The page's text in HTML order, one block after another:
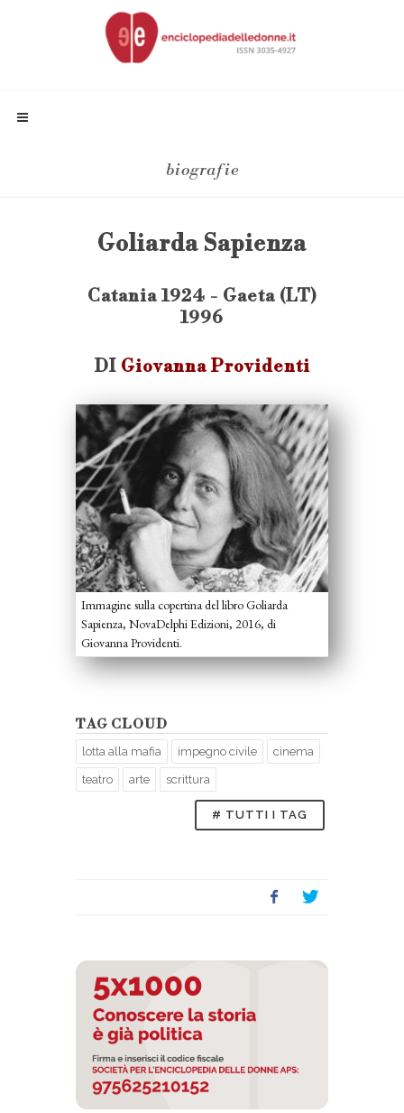
biografie
Goliarda Sapienza
Catania 1924 - Gaeta (LT)
1996
DI Giovanna Providenti
Immagine sulla copertina del libro Goliarda
Sapienza, NovaDelphi Edizioni, 2016, di
Giovanna Providenti.
TAG CLOUD
lotta alla mafia impegno civile cinema
teatro arte scrittura
# TUTTI I TAG